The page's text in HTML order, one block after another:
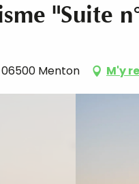
"Suite
06500 Menton M'y